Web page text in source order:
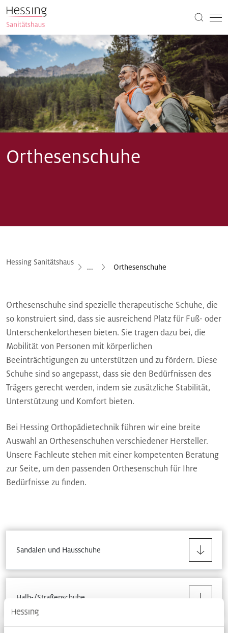
Orthesenschuhe
Hessing Sanitätshaus
... Orthesenschuhe
Orthesenschuhe sind spezielle therapeutische Schuhe, die
so konstruiert sind, dass sie ausreichend Platz für Fuß- oder
Unterschenkelorthesen bieten. Sie tragen dazu bei, die
Mobilität von Personen mit körperlichen
Beeinträchtigungen zu unterstützen und zu fördern. Diese
Schuhe sind so angepasst, dass sie den Bedürfnissen des
Trägers gerecht werden, indem sie zusätzliche Stabilität,
Unterstützung und Komfort bieten.
Bei Hessing Orthopädietechnik führen wir eine breite
Auswahl an Orthesenschuhen verschiedener Hersteller.
Unsere Fachleute stehen mit einer kompetenten Beratung
zur Seite, um den passenden Orthesenschuh für Ihre
Bedürfnisse zu finden.
Sandalen und Hausschuhe
Halb-/Straßenschuhe